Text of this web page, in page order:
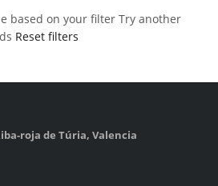
based on your filter Try another
Reset filters
roja de Túria, Valencia